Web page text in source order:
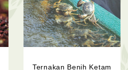
Ternakan Benih Ketam